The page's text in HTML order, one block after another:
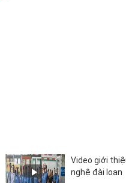
Video giới
nghệ đài loan